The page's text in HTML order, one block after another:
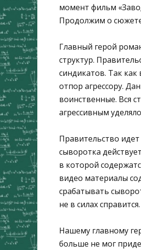
момент фильм
Продолжим о
Главный герой
структур.
синдикатов. Так как
отпор агрессору.
воинственные. Вся
агрессивным
Правительство
сыворотка
в которой
видео материалы
срабатывать
не в силах справится.
Нашему главному
больше не мог